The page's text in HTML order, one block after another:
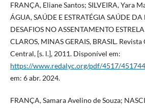
FRANÇA, Eliane Santos; SILVEIRA, Yara
ÁGUA, SAÚDE E ESTRATÉGIA SAÚDE DA
DESAFIOS NO ASSENTAMENTO
CLAROS, MINAS GERAIS, BRASIL.
Central, [s. l.], 2011. Disponível em:
https://www.redalyc.org/pdf/4517/
em: 6 abr. 2024.
FRANÇA, Samara Avelino de Souza;